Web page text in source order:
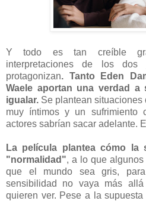
Y todo es tan creíble
interpretaciones de los
protagonizan. Tanto Eden
Waele aportan una verdad
igualar. Se plantean
muy íntimos y un sufrimiento
actores sabrían sacar adelante.
La película plantea cómo la
"normalidad", a lo que
que el mundo sea gris,
sensibilidad no vaya más
quieren ver. Pese a la